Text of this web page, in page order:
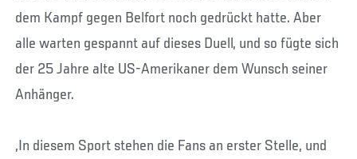
dem Kampf gegen Belfort noch gedrückt hatte. Aber
alle warten gespannt auf dieses Duell, und so fügte sich
der 25 Jahre alte US-Amerikaner dem Wunsch seiner
Anhänger.
„In diesem Sport stehen die Fans an erster Stelle, und